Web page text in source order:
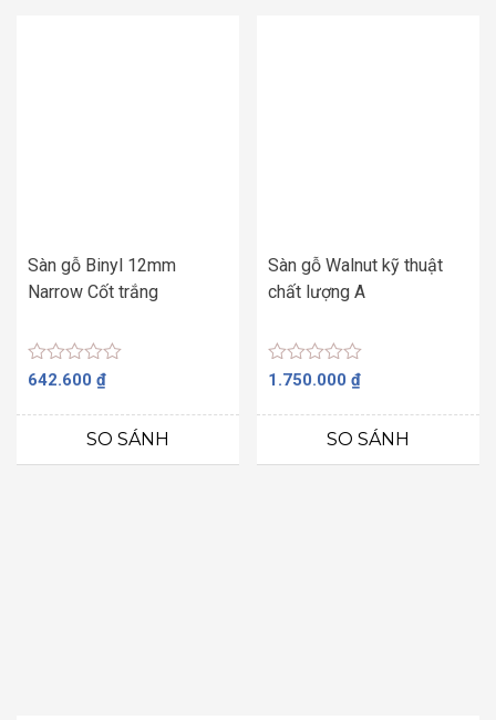
Sàn gỗ Binyl 12mm
Narrow Cốt trắng
Được
hạng
sao
642.600 ₫
SO SÁNH
Sàn gỗ Walnut kỹ thuật
chất lượng A
Được
hạng
sao
1.750.000₫
SO SÁNH